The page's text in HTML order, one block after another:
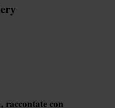
raccontate con